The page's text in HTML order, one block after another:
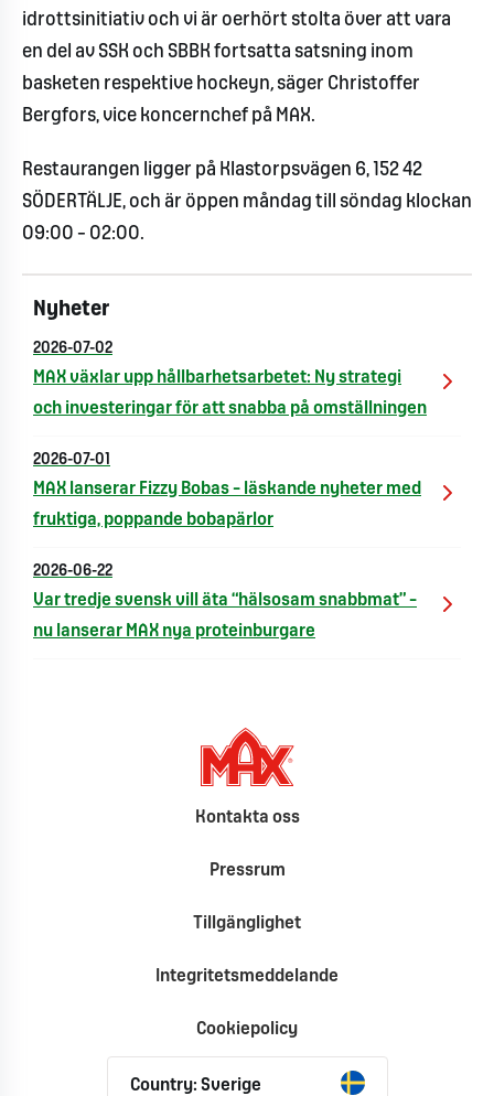
idrottsinitiativ och vi är oerhört stolta över att vara
en del av SSK och SBBK fortsatta satsning inom
basketen respektive hockeyn, säger Christoffer
Bergfors, vice koncernchef på MAX.
Restaurangen ligger på Klastorpsvägen 6, 152 42
SÖDERTÄLJE, och är öppen måndag till söndag klockan
09:00 – 02:00.
Nyheter
2026-07-02
MAX växlar upp hållbarhetsarbetet: Ny strategi
och investeringar för att snabba på omställningen
2026-07-01
MAX lanserar Fizzy Bobas – läskande nyheter med
fruktiga, poppande bobapärlor
2026-06-22
Var tredje svensk vill äta “hälsosam snabbmat” –
nu lanserar MAX nya proteinburgare
Kontakta oss
Pressrum
Tillgänglighet
Integritetsmeddelande
Cookiepolicy
Country: Sverige